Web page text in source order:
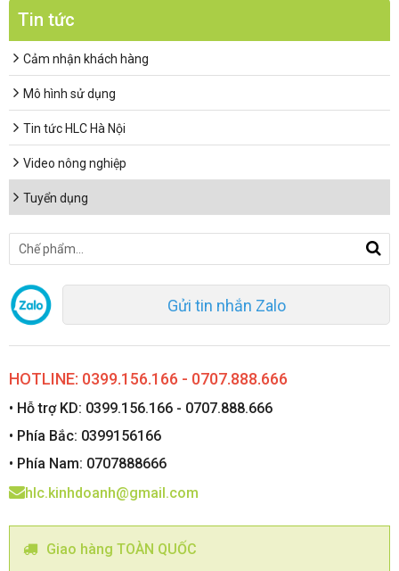
Tin tức
Cảm nhận khách hàng
Mô hình sử dụng
Tin tức HLC Hà Nội
Video nông nghiệp
Tuyển dụng
Gửi tin nhắn Zalo
HOTLINE: 0399.156.166 - 0707.888.666
• Hỗ trợ KD: 0399.156.166 - 0707.888.666
• Phía Bắc: 0399156166
• Phía Nam: 0707888666
hlc.kinhdoanh@gmail.com
Giao hàng TOÀN QUỐC